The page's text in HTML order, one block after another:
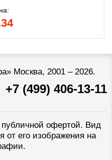
Москва, 2001 – 2026.
+7 (499) 406-13-11
офертой. Вид
от его изображения на